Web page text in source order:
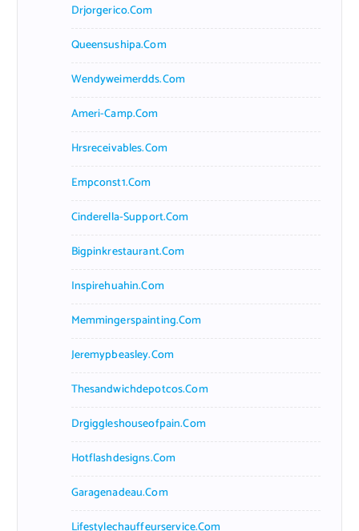
Drjorgerico.com
Queensushipa.com
Wendyweimerdds.com
Ameri-Camp.com
Hrsreceivables.com
Empconst1.com
Cinderella-Support.com
Bigpinkrestaurant.com
Inspirehuahin.com
Memmingerspainting.com
Jeremypbeasley.com
Thesandwichdepotcos.com
Drgiggleshouseofpain.com
Hotflashdesigns.com
Garagenadeau.com
Lifestylechauffeurservice.com